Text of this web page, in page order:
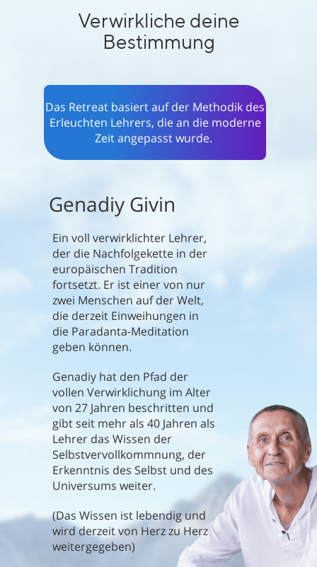
Verwirkliche deine
Bestimmung
Das Retreat basiert auf der Methodik des
Erleuchten Lehrers, die an die moderne
Zeit angepasst wurde.
Genadiy Givin
Ein voll verwirklichter Lehrer,
der die Nachfolgekette in der
europäischen Tradition
fortsetzt. Er ist einer von nur
zwei Menschen auf der Welt,
die derzeit Einweihungen in
die Paradanta-Meditation
geben können.
Genadiy hat den Pfad der
vollen Verwirklichung im Alter
von 27 Jahren beschritten und
gibt seit mehr als 40 Jahren als
Lehrer das Wissen der
Selbstvervollkommnung, der
Erkenntnis des Selbst und des
Universums weiter.
(Das Wissen ist lebendig und
wird derzeit von Herz zu Herz
weitergegeben)